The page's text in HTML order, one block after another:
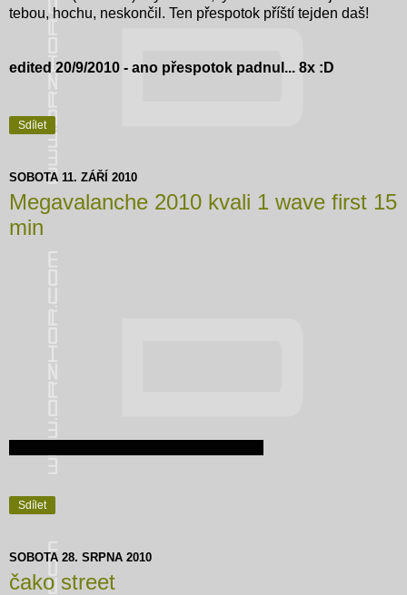
tebou, hochu, neskončil. Ten přespotok příští tejden daš!
edited 20/9/2010 - ano přespotok padnul... 8x :D
Sdílet
SOBOTA 11. ZÁŘÍ 2010
Megavalanche 2010 kvali 1 wave first 15
min
Sdílet
SOBOTA 28. SRPNA 2010
čako street